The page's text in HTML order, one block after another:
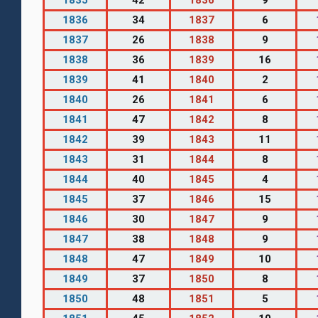
1836
34 1837 6
1837
26 1838 9
1838
36 1839 16
1839
41 1840 2
1840
26 1841 6
1841
47 1842 8
1842
39 1843 11
1843
31 1844 8
1844
40 1845 4
1845
37 1846 15
1846
30 1847 9
1847
38 1848 9
1848
47 1849 10
1849
37 1850 8
1850
48 1851 5